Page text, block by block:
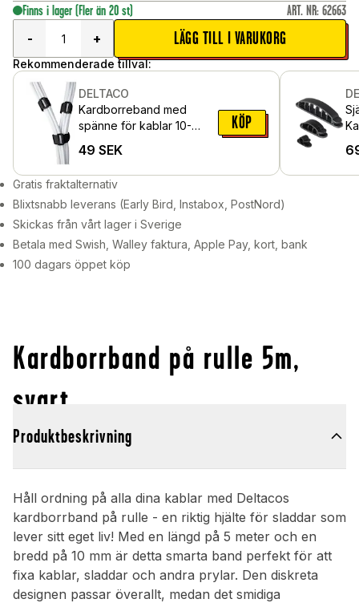
Finns i lager (Fler än 20 st) ART. NR: 62663
-
+ LÄGG TILL I VARUKORG
Rekommenderade tillval:
DELTACO
Kardborreband med
spänne för kablar 10-
49 SEK
KÖP
Gratis fraktalternativ
Blixtsnabb leverans (Early Bird, Instabox, PostNord)
Skickas från vårt lager i Sverige
Betala med Swish, Walley faktura, Apple Pay, kort, bank
100 dagars öppet köp
Kardborrband på rulle 5m,
svart
Produktbeskrivning
Håll ordning på alla dina kablar med Deltacos
kardborrband på rulle - en riktig hjälte för sladdar som
lever sitt eget liv! Med en längd på 5 meter och en
bredd på 10 mm är detta smarta band perfekt för att
fixa kablar, sladdar och andra prylar. Den diskreta
designen passar överallt, medan det smidiga